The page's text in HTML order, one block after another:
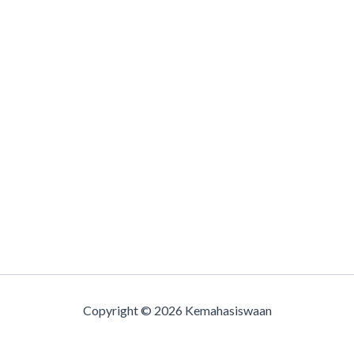
Copyright © 2026 Kemahasiswaan